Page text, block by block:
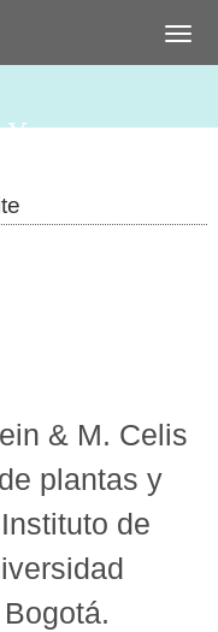
Y
& M. Celis
plantas y
de